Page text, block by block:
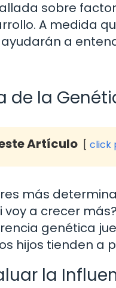
sobre
A medida
a
de la
Artículo click
más
voy a crecer
genética
hijos tienden a
la